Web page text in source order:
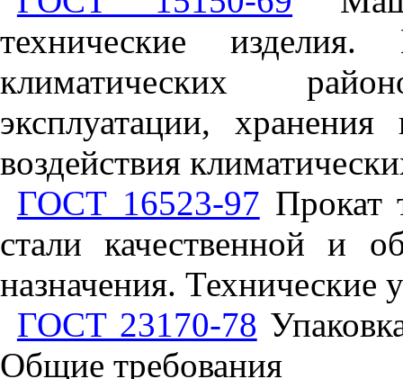
технические
климатических
эксплуатации,
воздействия
ГОСТ 16523-97 Прокат
стали качественной и
назначения. Технические
ГОСТ 23170-78
Общие требования